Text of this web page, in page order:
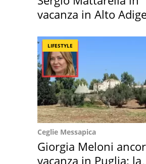
vacanza in Alto
LIFESTYLE
Ceglie Messapica
Giorgia Meloni
vacanza in Puglia: la